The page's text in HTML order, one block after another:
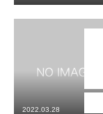
2022.03.28